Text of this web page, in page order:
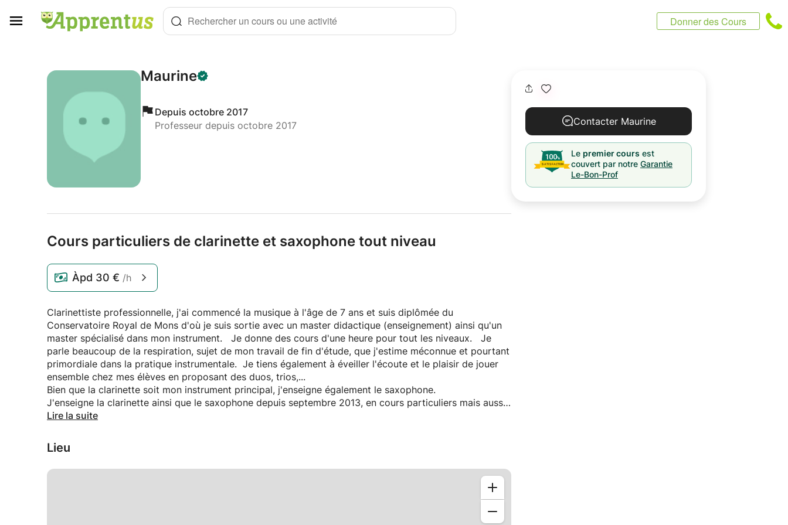
Rechercher un cours ou une activité Donner des Cours
Maurine
Depuis octobre 2017
Professeur depuis octobre 2017
Cours particuliers de clarinette et saxophone tout niveau
Àpd 30 € /h
Clarinettiste professionnelle, j'ai commencé la musique à l'âge de 7 ans et suis diplômée du
Conservatoire Royal de Mons d'où je suis sortie avec un master didactique (enseignement) ainsi qu'un
master spécialisé dans mon instrument. Je donne des cours d'une heure pour tout les niveaux. Je
parle beaucoup de la respiration, sujet de mon travail de fin d'étude, que j'estime méconnue et pourtant
primordiale dans la pratique instrumentale. Je tiens également à éveiller l'écoute et le plaisir de jouer
ensemble chez mes élèves en proposant des duos, trios,...
Bien que la clarinette soit mon instrument principal, j'enseigne également le saxophone.
J'enseigne la clarinette ainsi que le saxophone depuis septembre 2013, en cours particuliers mais aussi
lors de stages ainsi qu'au sein de différentes académies et écoles de musique. Lors de mes différents
cours en fonction de ces critères.
Lire la suite
Lieu
Contacter Maurine
Le premier cours est
couvert par notre Garantie
Le-Bon-Prof